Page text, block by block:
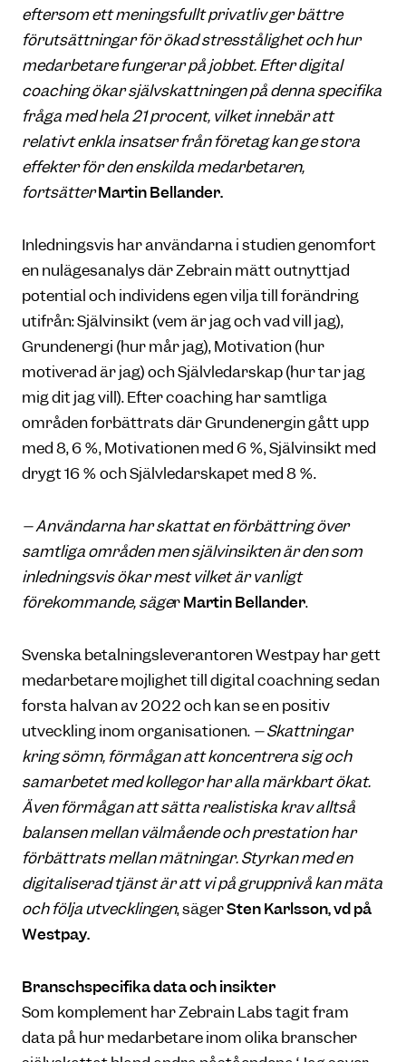
eftersom ett meningsfullt privatliv ger bättre
förutsättningar för ökad stresstålighet och hur
medarbetare fungerar på jobbet. Efter digital
coaching ökar självskattningen på denna specifika
fråga med hela 21 procent, vilket innebär att
relativt enkla insatser från företag kan ge stora
effekter för den enskilda medarbetaren,
fortsätterMartin Bellander.
Inledningsvis har användarna i studien genomfört
en nulägesanalys där Zebrain mätt outnyttjad
potential och individens egen vilja till förändring
utifrån: Självinsikt (vem är jag och vad vill jag),
Grundenergi (hur mår jag), Motivation (hur
motiverad är jag) och Självledarskap (hur tar jag
mig dit jag vill). Efter coaching har samtliga
områden förbättrats där Grundenergin gått upp
med 8, 6 %, Motivationen med 6 %, Självinsikt med
drygt 16 % och Självledarskapet med 8 %.
– Användarna har skattat en förbättring över
samtliga områden men självinsikten är den som
inledningsvis ökar mest vilket är vanligt
förekommande, sägerMartin Bellander.
Svenska betalningsleverantören Westpay har gett
medarbetare möjlighet till digital coachning sedan
första halvan av 2022 och kan se en positiv
utveckling inom organisationen. – Skattningar
kring sömn, förmågan att koncentrera sig och
samarbetet med kollegor har alla märkbart ökat.
Även förmågan att sätta realistiska krav alltså
balansen mellan välmående och prestation har
förbättrats mellan mätningar. Styrkan med en
digitaliserad tjänst är att vi på gruppnivå kan mäta
och följa utvecklingen, sägerSten Karlsson, vd på
Westpay.
Branschspecifika data och insikter
Som komplement har Zebrain Labs tagit fram
data på hur medarbetare inom olika branscher